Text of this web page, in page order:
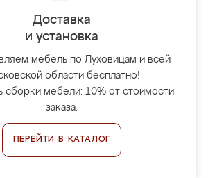
Доставка
и установка
мебель по Луховицам и всей
области бесплатно!
сборки мебели: 10% от стоимости
заказа.
ПЕРЕЙТИ В КАТАЛОГ